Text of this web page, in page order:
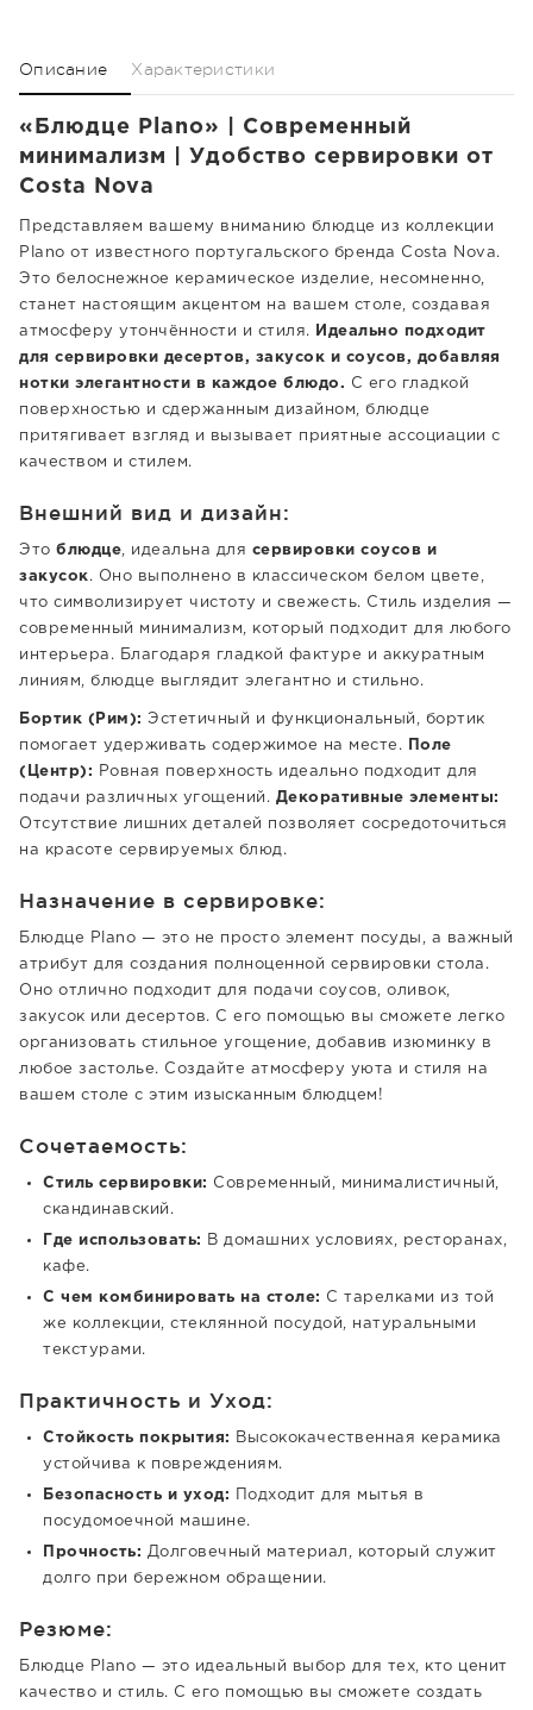
Описание Характеристики
«Блюдце Plano» | Современный
минимализм | Удобство сервировки от
Costa Nova
Представляем вашему вниманию блюдце из коллекции
Plano от известного португальского бренда Costa Nova.
Это белоснежное керамическое изделие, несомненно,
станет настоящим акцентом на вашем столе, создавая
атмосферу утончённости и стиля.
Идеально подходит
для сервировки десертов, закусок и соусов, добавляя
нотки элегантности в каждое блюдо. С его гладкой
поверхностью и сдержанным дизайном, блюдце
притягивает взгляд и вызывает приятные ассоциации с
качеством и стилем.
Внешний вид и дизайн:
Это блюдце , идеальна для сервировки соусов и
закусок. Оно выполнено в классическом белом цвете,
что символизирует чистоту и свежесть. Стиль изделия —
современный минимализм, который подходит для любого
интерьера. Благодаря гладкой фактуре и аккуратным
линиям, блюдце выглядит элегантно и стильно.
Бортик (Рим): Эстетичный и функциональный, бортик
помогает удерживать содержимое на месте.
Поле
(Центр): Ровная поверхность идеально подходит для
подачи различных угощений. Декоративные элементы:
Отсутствие лишних деталей позволяет сосредоточиться
на красоте сервируемых блюд.
Назначение в сервировке:
Блюдце Plano — это не просто элемент посуды, а важный
атрибут для создания полноценной сервировки стола.
Оно отлично подходит для подачи соусов, оливок,
закусок или десертов. С его помощью вы сможете легко
организовать стильное угощение, добавив изюминку в
любое застолье. Создайте атмосферу уюта и стиля на
вашем столе с этим изысканным блюдцем!
Сочетаемость:
Стиль сервировки:
Современный, минималистичный,
скандинавский.
Где использовать:
В домашних условиях, ресторанах,
кафе.
С чем комбинировать на столе:
С тарелками из той
же коллекции, стеклянной посудой, натуральными
текстурами.
Практичность и Уход:
Стойкость покрытия:
Высококачественная керамика
устойчива к повреждениям.
Безопасность и уход: Подходит для мытья в
посудомоечной машине.
Прочность: Долговечный материал, который служит
долго при бережном обращении.
Резюме:
Блюдце Plano — это идеальный выбор для тех, кто ценит
качество и стиль. С его помощью вы сможете создать